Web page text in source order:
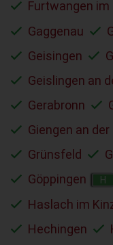
Furtwangen
Gaggenau
Geisingen
Geislingen an
Gerabronn
Giengen an der
Grünsfeld
Göppingen
H
Haslach im
Hechingen